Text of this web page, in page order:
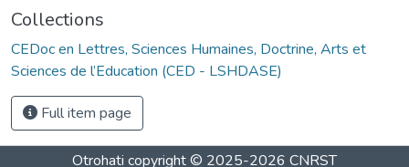
Collections
CEDoc en Lettres, Sciences Humaines, Doctrine, Arts et
Sciences de l’Education (CED - LSHDASE)
Full item page
Otrohati copyright © 2025-2026 CNRST